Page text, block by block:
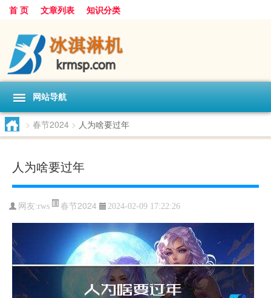
首 页 文章列表 知识分类
网站导航
> 春节2024 > 人为啥要过年
人为啥要过年
网友:rws 春节2024 2024-02-09 17:22:26